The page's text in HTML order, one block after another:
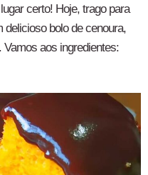
certo! Hoje, trago para
bolo de cenoura,
Vamos aos ingredientes: